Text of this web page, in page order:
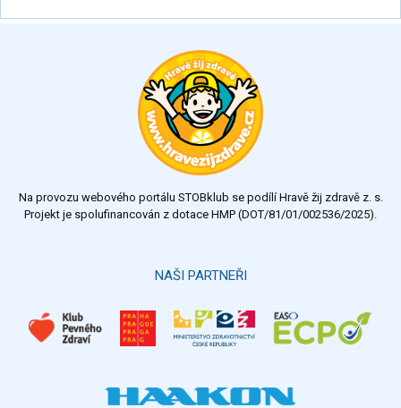
Na provozu webového portálu STOBklub se podílí Hravě žij zdravě z. s.
Projekt je spolufinancován z dotace HMP (DOT/81/01/002536/2025).
NAŠI PARTNEŘI